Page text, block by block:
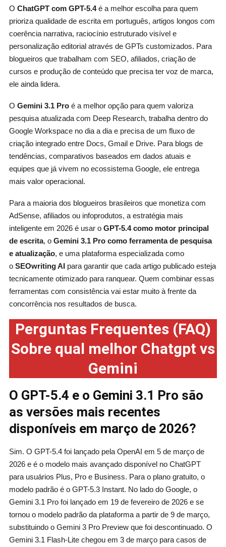
O ChatGPT com GPT-5.4é a melhor escolha para quem
prioriza qualidade de escrita em português, artigos longos com
coerência narrativa, raciocínio estruturado visível e
personalização editorial através de GPTs customizados. Para
blogueiros que trabalham com SEO, afiliados, criação de
cursos e produção de conteúdo que precisa ter voz de marca,
ele ainda lidera.
O Gemini 3.1 Proé a melhor opção para quem valoriza
pesquisa atualizada com Deep Research, trabalha dentro do
Google Workspace no dia a dia e precisa de um fluxo de
criação integrado entre Docs, Gmail e Drive. Para blogs de
tendências, comparativos baseados em dados atuais e
equipes que já vivem no ecossistema Google, ele entrega
mais valor operacional.
Para a maioria dos blogueiros brasileiros que monetiza com
AdSense, afiliados ou infoprodutos, a estratégia mais
inteligente em 2026 é usar o GPT-5.4 como motor principal
de escrita, o Gemini 3.1 Pro como ferramenta de pesquisa
e atualização, e uma plataforma especializada como
o SEOwriting AIpara garantir que cada artigo publicado esteja
tecnicamente otimizado para ranquear. Quem combinar essas
ferramentas com consistência vai estar muito à frente da
concorrência nos resultados de busca.
Perguntas Frequentes (FAQ)
Sobre qual melhor Chatgpt vs
Gemini
O GPT-5.4 e o Gemini 3.1 Pro são
as versões mais recentes
disponíveis em março de 2026?
Sim. O GPT-5.4 foi lançado pela OpenAI em 5 de março de
2026 e é o modelo mais avançado disponível no ChatGPT
para usuários Plus, Pro e Business. Para o plano gratuito, o
modelo padrão é o GPT-5.3 Instant. No lado do Google, o
Gemini 3.1 Pro foi lançado em 19 de fevereiro de 2026 e se
tornou o modelo padrão da plataforma a partir de 9 de março,
substituindo o Gemini 3 Pro Preview que foi descontinuado. O
Gemini 3.1 Flash-Lite chegou em 3 de março para casos de